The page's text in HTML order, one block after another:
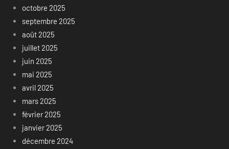
octobre 2025
septembre 2025
août 2025
juillet 2025
juin 2025
mai 2025
avril 2025
mars 2025
février 2025
janvier 2025
décembre 2024